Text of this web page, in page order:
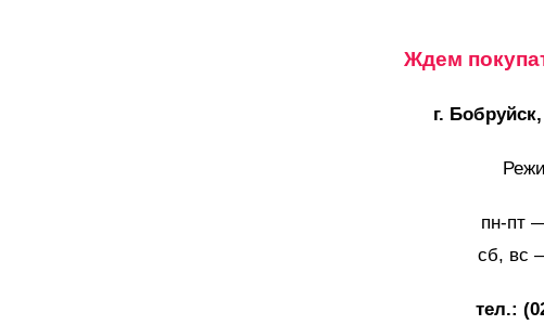
Ждем
г.
пн-пт
сб, вс
тел.: